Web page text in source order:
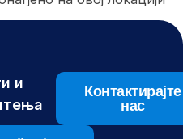
и
Контактирајте
нас